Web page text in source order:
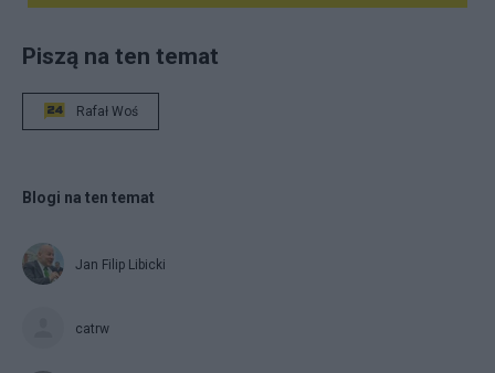
Piszą na ten temat
Rafał Woś
Blogi na ten temat
Jan Filip Libicki
catrw